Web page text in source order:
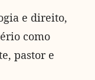
e direito,
como
pastor e